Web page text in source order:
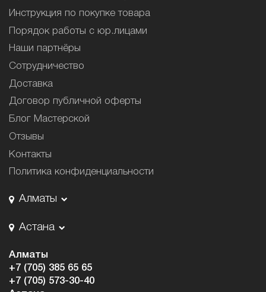
Инструкция по покупке товара
Порядок работы с юр.лицами
Наши партнёры
Сотрудничество
Доставка
Договор публичной оферты
Блог Мастерской
Отзывы
Контакты
Политика конфиденциальности
Алматы
Астана
Алматы
+7 (705) 385 65 65
+7 (705) 573-30-40